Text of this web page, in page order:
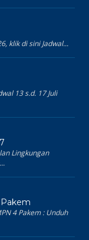
klik di sini Jadwal...
13 s.d. 17 Juli
Lingkungan
4 Pakem : Unduh